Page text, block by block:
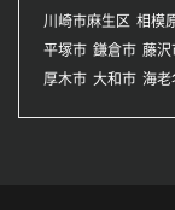
川崎市麻生区 相模
平塚市 鎌倉市 藤沢
厚木市 大和市 海老